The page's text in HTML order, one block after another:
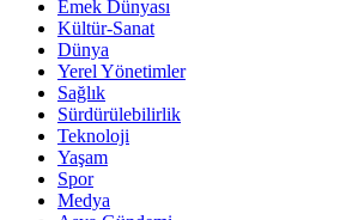
Emek Dünyası
Kültür-Sanat
Dünya
Yerel Yönetimler
Sağlık
Sürdürülebilirlik
Teknoloji
Yaşam
Spor
Medya